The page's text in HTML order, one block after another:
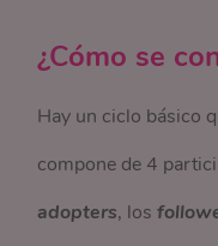
¿Cómo se
Hay un ciclo básico
compone de 4
adopters, los